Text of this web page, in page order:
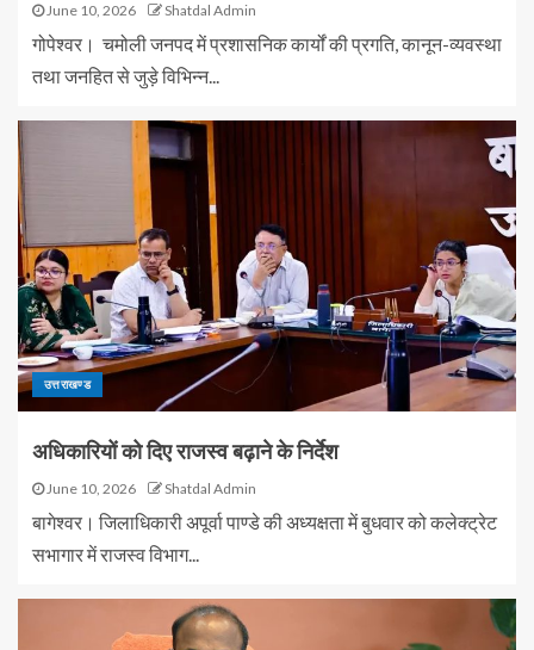
June 10, 2026 Shatdal Admin
गोपेश्वर। चमोली जनपद में प्रशासनिक कार्यों की प्रगति, कानून-व्यवस्था
तथा जनहित से जुड़े विभिन्न...
उत्तराखण्ड
अधिकारियों को दिए राजस्व बढ़ाने के निर्देश
June 10, 2026 Shatdal Admin
बागेश्वर। जिलाधिकारी अपूर्वा पाण्डे की अध्यक्षता में बुधवार को कलेक्ट्रेट
सभागार में राजस्व विभाग...